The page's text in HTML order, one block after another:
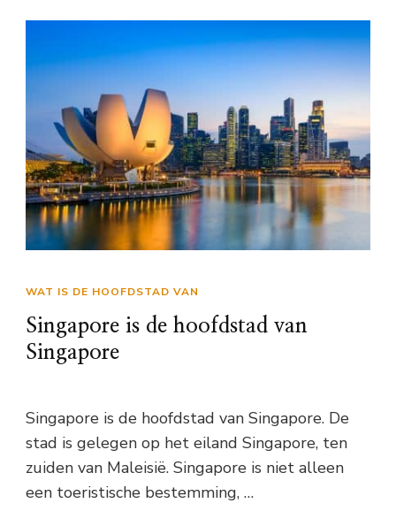
WAT IS DE HOOFDSTAD VAN
Singapore is de hoofdstad van
Singapore
Singapore is de hoofdstad van Singapore. De
stad is gelegen op het eiland Singapore, ten
zuiden van Maleisië. Singapore is niet alleen
een toeristische bestemming, …